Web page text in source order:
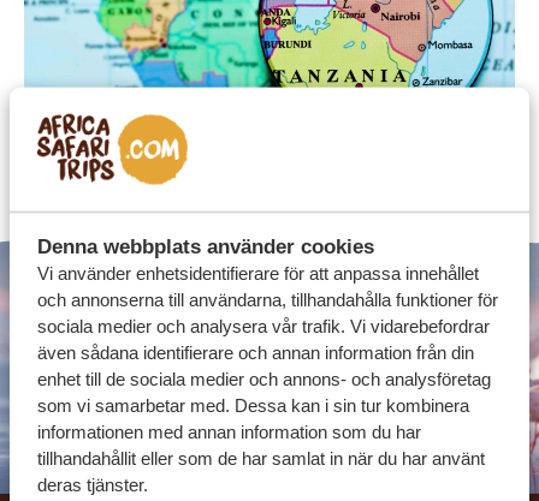
Denna webbplats använder cookies
Vi använder enhetsidentifierare för att anpassa innehållet
och annonserna till användarna, tillhandahålla funktioner för
sociala medier och analysera vår trafik. Vi vidarebefordrar
även sådana identifierare och annan information från din
enhet till de sociala medier och annons- och analysföretag
som vi samarbetar med. Dessa kan i sin tur kombinera
informationen med annan information som du har
tillhandahållit eller som de har samlat in när du har använt
deras tjänster.